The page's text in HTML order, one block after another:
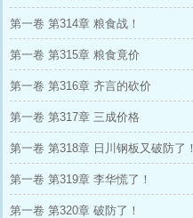
第一卷 第314章 粮食战！
第一卷 第315章 粮食竟价
第一卷 第316章 齐言的砍价
第一卷 第317章 三成价格
第一卷 第318章 日川钢板又破防了！
第一卷 第319章 李华慌了！
第一卷 第320章 破防了！